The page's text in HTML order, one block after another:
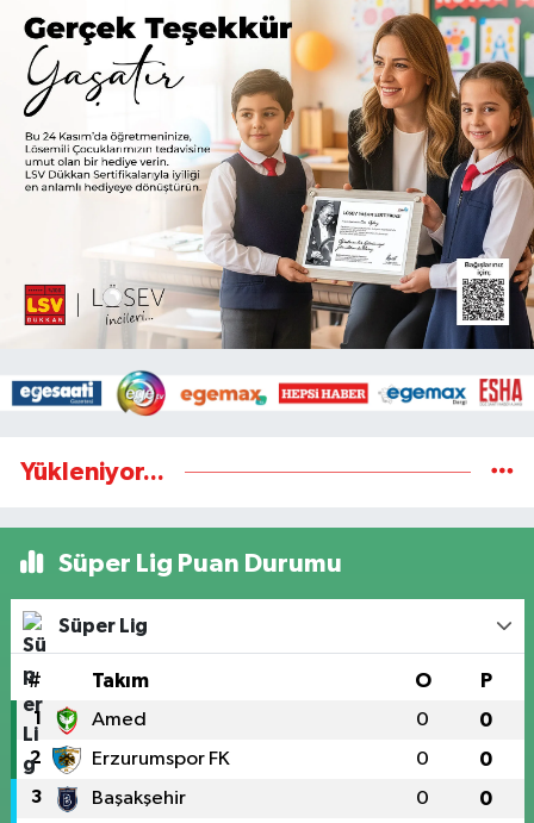
Yükleniyor...
Süper Lig Puan Durumu
Süper Lig
# Takım O P
1 Amed 0 0
2 Erzurumspor FK 0 0
3 Başakşehir 0 0